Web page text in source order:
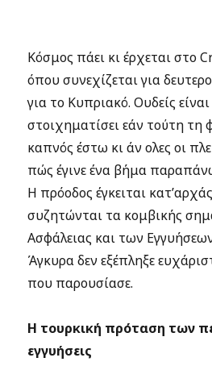
Κόσμος πάει κι έρχεται στο
όπου συνεχίζεται για
για το Κυπριακό. Ουδείς
στοιχηματίσει εάν τούτη τη
καπνός έστω κι άν ολες οι
πώς έγινε ένα βήμα
Η πρόοδος έγκειται
συζητώνται τα κομβικής
Ασφάλειας και των
Άγκυρα δεν εξέπληξε
που παρουσίασε.
Η τουρκική πρόταση των
εγγυήσεις